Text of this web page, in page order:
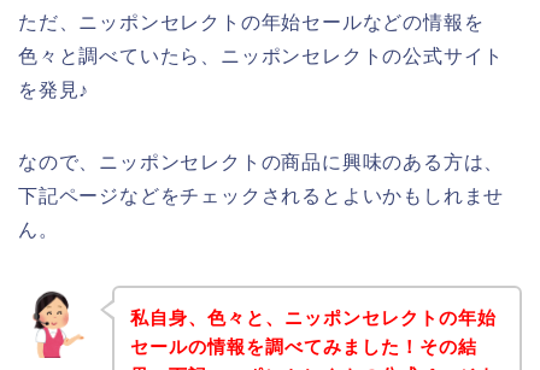
ただ、ニッポンセレクトの年始セールなどの情報を
色々と調べていたら、ニッポンセレクトの公式サイト
を発見♪
なので、ニッポンセレクトの商品に興味のある方は、
下記ページなどをチェックされるとよいかもしれませ
ん。
私自身、色々と、ニッポンセレクトの年始
セールの情報を調べてみました！その結